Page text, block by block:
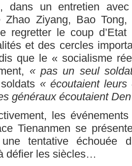
dans un entretien
Zhao Ziyang, Bao
regretter le coup
et des cercles
que le « socialisme
« pas un seul
« écoutaient
généraux écoutaient
les
Tienanmen se
tentative échouée
défier les siècles…